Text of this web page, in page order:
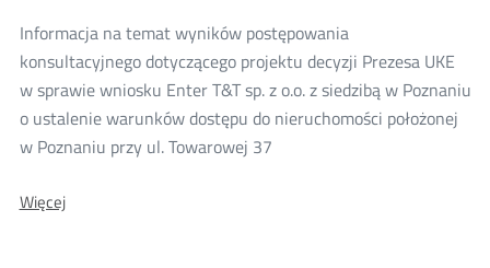
Informacja na temat wyników postępowania
konsultacyjnego dotyczącego projektu decyzji Prezesa UKE
w sprawie wniosku Enter T&T sp. z o.o. z siedzibą w Poznaniu
o ustalenie warunków dostępu do nieruchomości położonej
w Poznaniu przy ul. Towarowej 37
WięcejO: